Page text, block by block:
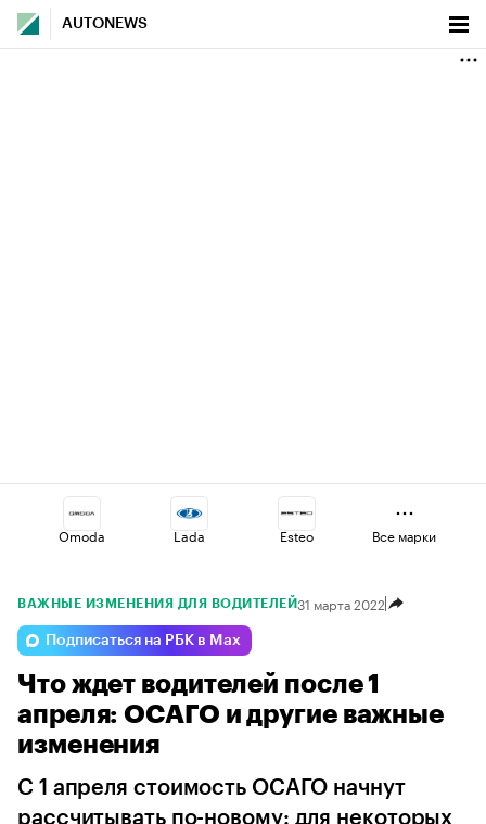
AUTONEWS
Omoda Lada Esteo
Geely Voyah Jaecoo
Changan Volga Haval
Все марки
ВАЖНЫЕ ИЗМЕНЕНИЯ ДЛЯ ВОДИТЕЛЕЙ31 марта 2022
Подписаться на РБК в Max
Что ждет водителей после 1
апреля: ОСАГО и другие важные
изменения
С 1 апреля стоимость ОСАГО начнут
рассчитывать по-новому: для некоторых